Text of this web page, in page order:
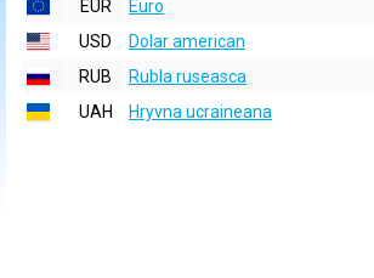
EUR
Euro
USD
Dolar american
RUB
Rubla ruseasca
UAH
Hryvna ucraineana